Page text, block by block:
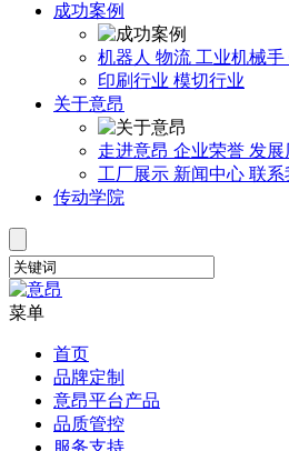
成功案例
机器人 物流 工业机械手
印刷行业 模切行业
关于意昂
走进意昂 企业荣誉 发展
工厂展示 新闻中心 联系
传动学院
菜单
首页
品牌定制
意昂平台产品
品质管控
服务支持